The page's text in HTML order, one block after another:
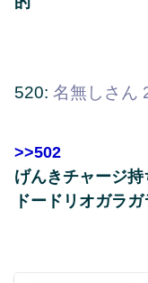
520: 名無しさん
>>502
げんきチャージ持
ドードリオガラ